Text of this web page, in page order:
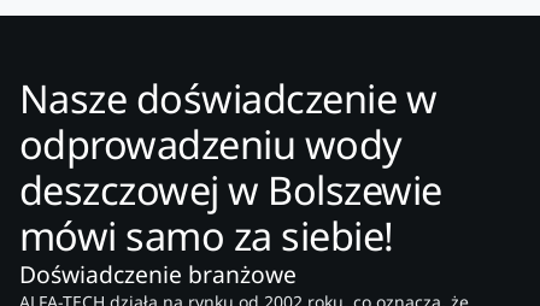
Nasze doświadczenie w
odprowadzeniu wody
deszczowej w Bolszewie
mówi samo za siebie!
Doświadczenie branżowe